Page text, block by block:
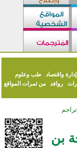
إدارة واقتصاد
طب وعلوم
روافد من ثمرات المواقع
بن